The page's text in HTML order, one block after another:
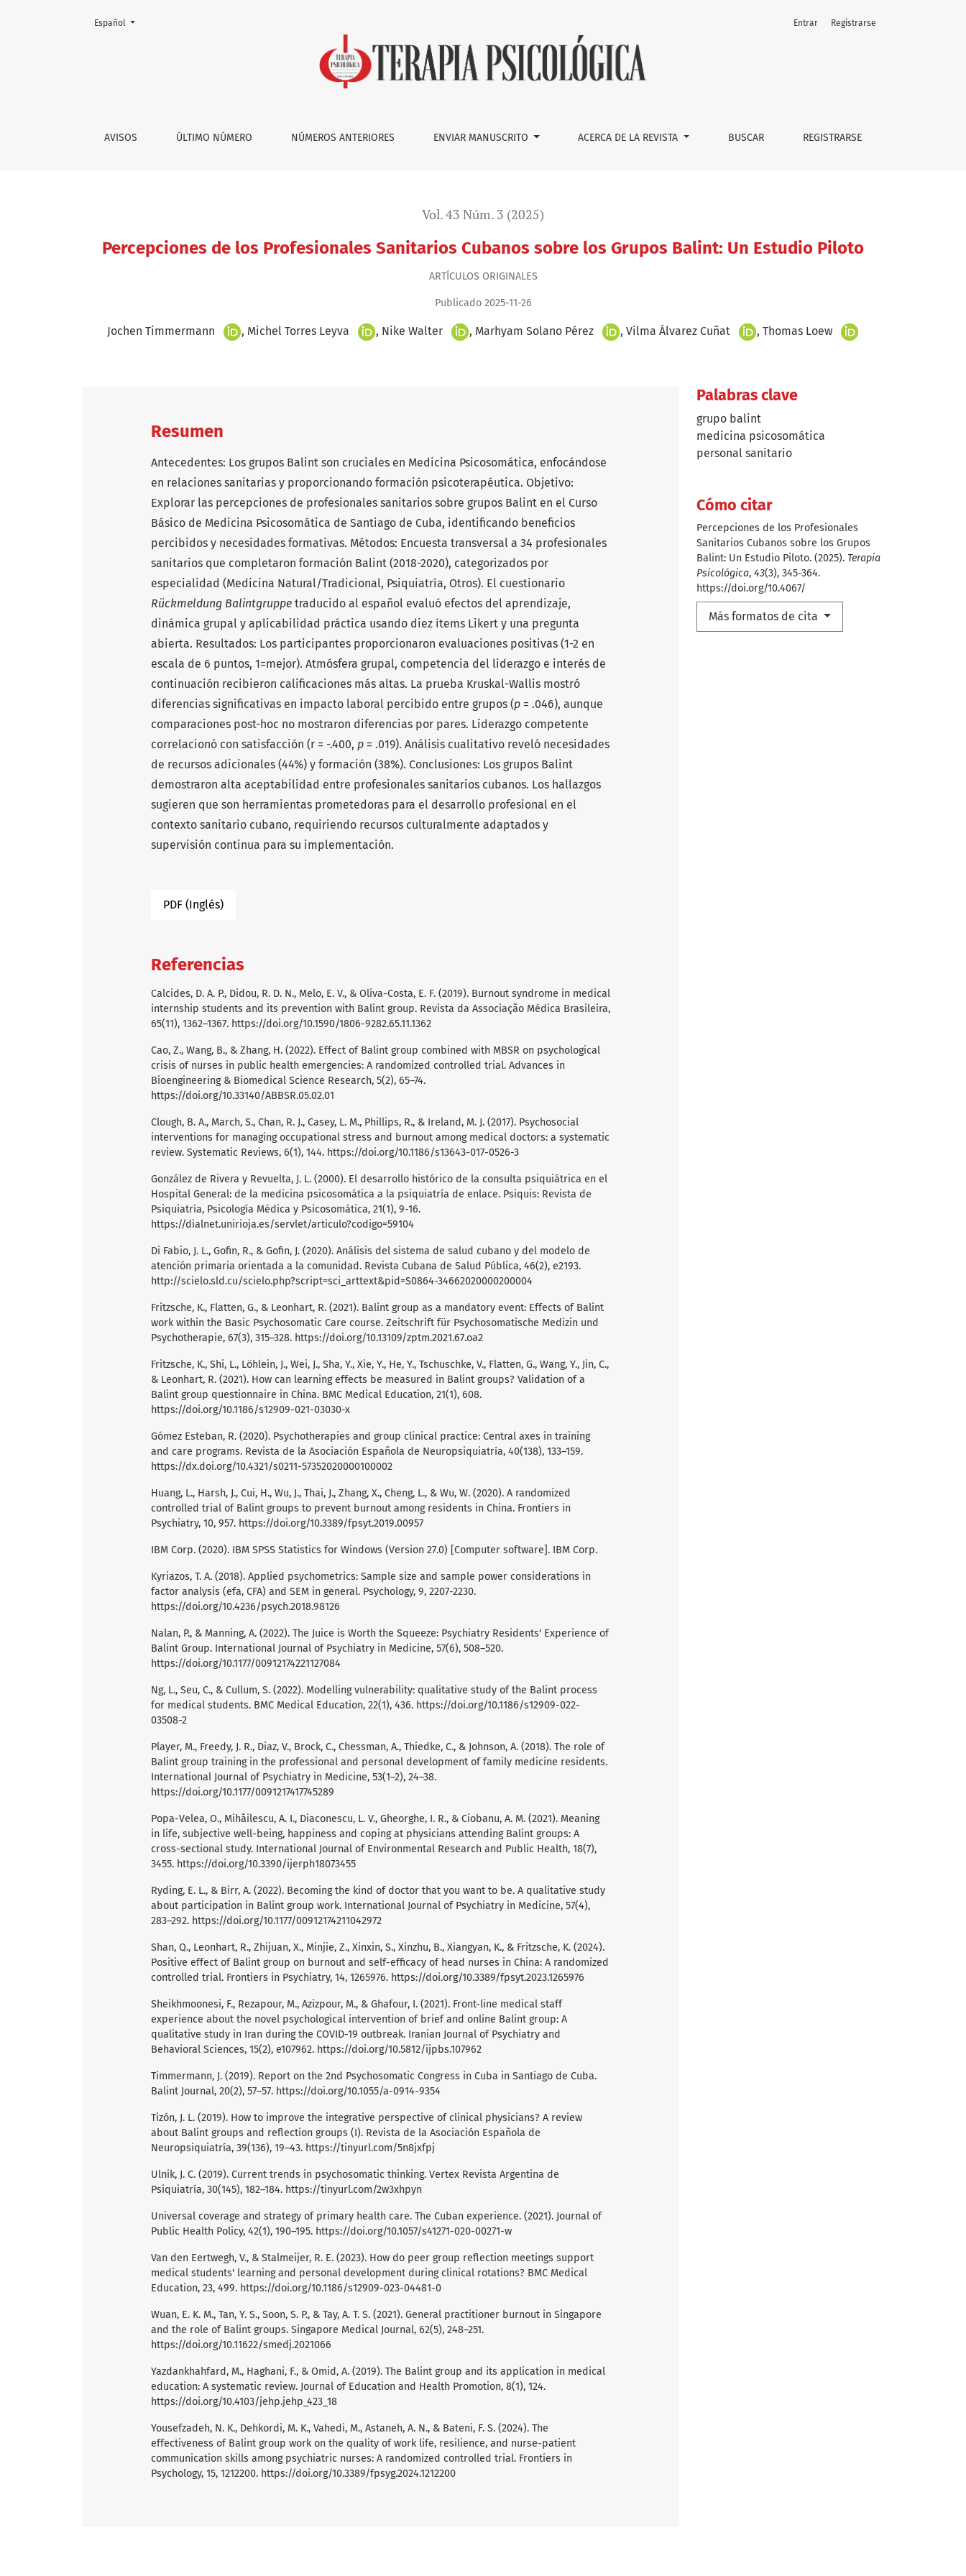
Percepciones de los Profesionales Sanitarios Cubanos sobre los Grupos Balint: Un Estudio Piloto
AVISOS ÚLTIMO NÚMERO NÚMEROS ANTERIORES ENVIAR MANUSCRITO ACERCA DE LA REVISTA BUSCAR REGISTRARSE
Entrar Registrarse
Cambiar el idioma. El actual es:
Español
Vol. 43 Núm. 3 (2025)
Percepciones de los Profesionales Sanitarios Cubanos sobre los Grupos Balint: Un Estudio Piloto
ARTÍ­CULOS ORIGINALES
Publicado 2025-11-26
Jochen Timmermann Michel Torres Leyva Nike Walter Marhyam Solano Pérez Vilma Álvarez Cuñat Thomas Loew
Palabras clave
grupo balint
medicina psicosomática
personal sanitario
Cómo citar
Percepciones de los Profesionales
Sanitarios Cubanos sobre los Grupos
Balint: Un Estudio Piloto. (2025). Terapia
Psicológica, 43(3), 345-364.
https://doi.org/10.4067/
Más formatos de cita
Resumen
Antecedentes: Los grupos Balint son cruciales en Medicina Psicosomática, enfocándose
en relaciones sanitarias y proporcionando formación psicoterapéutica. Objetivo:
Explorar las percepciones de profesionales sanitarios sobre grupos Balint en el Curso
Básico de Medicina Psicosomática de Santiago de Cuba, identificando beneficios
percibidos y necesidades formativas. Métodos: Encuesta transversal a 34 profesionales
sanitarios que completaron formación Balint (2018-2020), categorizados por
especialidad (Medicina Natural/Tradicional, Psiquiatría, Otros). El cuestionario
Rückmeldung Balintgruppe traducido al español evaluó efectos del aprendizaje,
dinámica grupal y aplicabilidad práctica usando diez ítems Likert y una pregunta
abierta. Resultados: Los participantes proporcionaron evaluaciones positivas (1-2 en
escala de 6 puntos, 1=mejor). Atmósfera grupal, competencia del liderazgo e interés de
continuación recibieron calificaciones más altas. La prueba Kruskal-Wallis mostró
diferencias significativas en impacto laboral percibido entre grupos (p = .046), aunque
comparaciones post-hoc no mostraron diferencias por pares. Liderazgo competente
correlacionó con satisfacción (r = -.400, p = .019). Análisis cualitativo reveló necesidades
de recursos adicionales (44%) y formación (38%). Conclusiones: Los grupos Balint
demostraron alta aceptabilidad entre profesionales sanitarios cubanos. Los hallazgos
sugieren que son herramientas prometedoras para el desarrollo profesional en el
contexto sanitario cubano, requiriendo recursos culturalmente adaptados y
supervisión continua para su implementación.
PDF (Inglés)
Referencias
Calcides, D. A. P., Didou, R. D. N., Melo, E. V., & Oliva-Costa, E. F. (2019). Burnout syndrome in medical
internship students and its prevention with Balint group. Revista da Associação Médica Brasileira,
65(11), 1362–1367. https://doi.org/10.1590/1806-9282.65.11.1362
Cao, Z., Wang, B., & Zhang, H. (2022). Effect of Balint group combined with MBSR on psychological
crisis of nurses in public health emergencies: A randomized controlled trial. Advances in
Bioengineering & Biomedical Science Research, 5(2), 65–74.
https://doi.org/10.33140/ABBSR.05.02.01
Clough, B. A., March, S., Chan, R. J., Casey, L. M., Phillips, R., & Ireland, M. J. (2017). Psychosocial
interventions for managing occupational stress and burnout among medical doctors: a systematic
review. Systematic Reviews, 6(1), 144. https://doi.org/10.1186/s13643-017-0526-3
González de Rivera y Revuelta, J. L. (2000). El desarrollo histórico de la consulta psiquiátrica en el
Hospital General: de la medicina psicosomática a la psiquiatría de enlace. Psiquis: Revista de
Psiquiatría, Psicología Médica y Psicosomática, 21(1), 9-16.
https://dialnet.unirioja.es/servlet/articulo?codigo=59104
Di Fabio, J. L., Gofin, R., & Gofin, J. (2020). Análisis del sistema de salud cubano y del modelo de
atención primaria orientada a la comunidad. Revista Cubana de Salud Pública, 46(2), e2193.
http://scielo.sld.cu/scielo.php?script=sci_arttext&pid=S0864-34662020000200004
Fritzsche, K., Flatten, G., & Leonhart, R. (2021). Balint group as a mandatory event: Effects of Balint
work within the Basic Psychosomatic Care course. Zeitschrift für Psychosomatische Medizin und
Psychotherapie, 67(3), 315–328. https://doi.org/10.13109/zptm.2021.67.oa2
Fritzsche, K., Shi, L., Löhlein, J., Wei, J., Sha, Y., Xie, Y., He, Y., Tschuschke, V., Flatten, G., Wang, Y., Jin, C.,
& Leonhart, R. (2021). How can learning effects be measured in Balint groups? Validation of a
Balint group questionnaire in China. BMC Medical Education, 21(1), 608.
https://doi.org/10.1186/s12909-021-03030-x
Gómez Esteban, R. (2020). Psychotherapies and group clinical practice: Central axes in training
and care programs. Revista de la Asociación Española de Neuropsiquiatría, 40(138), 133–159.
https://dx.doi.org/10.4321/s0211-57352020000100002
Huang, L., Harsh, J., Cui, H., Wu, J., Thai, J., Zhang, X., Cheng, L., & Wu, W. (2020). A randomized
controlled trial of Balint groups to prevent burnout among residents in China. Frontiers in
Psychiatry, 10, 957. https://doi.org/10.3389/fpsyt.2019.00957
IBM Corp. (2020). IBM SPSS Statistics for Windows (Version 27.0) [Computer software]. IBM Corp.
Kyriazos, T. A. (2018). Applied psychometrics: Sample size and sample power considerations in
factor analysis (efa, CFA) and SEM in general. Psychology, 9, 2207-2230.
https://doi.org/10.4236/psych.2018.98126
Nalan, P., & Manning, A. (2022). The Juice is Worth the Squeeze: Psychiatry Residents' Experience of
Balint Group. International Journal of Psychiatry in Medicine, 57(6), 508–520.
https://doi.org/10.1177/00912174221127084
Ng, L., Seu, C., & Cullum, S. (2022). Modelling vulnerability: qualitative study of the Balint process
for medical students. BMC Medical Education, 22(1), 436. https://doi.org/10.1186/s12909-022-
03508-2
Player, M., Freedy, J. R., Diaz, V., Brock, C., Chessman, A., Thiedke, C., & Johnson, A. (2018). The role of
Balint group training in the professional and personal development of family medicine residents.
International Journal of Psychiatry in Medicine, 53(1–2), 24–38.
https://doi.org/10.1177/0091217417745289
Popa-Velea, O., Mihăilescu, A. I., Diaconescu, L. V., Gheorghe, I. R., & Ciobanu, A. M. (2021). Meaning
in life, subjective well-being, happiness and coping at physicians attending Balint groups: A
cross-sectional study. International Journal of Environmental Research and Public Health, 18(7),
3455. https://doi.org/10.3390/ijerph18073455
Ryding, E. L., & Birr, A. (2022). Becoming the kind of doctor that you want to be. A qualitative study
about participation in Balint group work. International Journal of Psychiatry in Medicine, 57(4),
283–292. https://doi.org/10.1177/00912174211042972
Shan, Q., Leonhart, R., Zhijuan, X., Minjie, Z., Xinxin, S., Xinzhu, B., Xiangyan, K., & Fritzsche, K. (2024).
Positive effect of Balint group on burnout and self-efficacy of head nurses in China: A randomized
controlled trial. Frontiers in Psychiatry, 14, 1265976. https://doi.org/10.3389/fpsyt.2023.1265976
Sheikhmoonesi, F., Rezapour, M., Azizpour, M., & Ghafour, I. (2021). Front-line medical staff
experience about the novel psychological intervention of brief and online Balint group: A
qualitative study in Iran during the COVID-19 outbreak. Iranian Journal of Psychiatry and
Behavioral Sciences, 15(2), e107962. https://doi.org/10.5812/ijpbs.107962
Timmermann, J. (2019). Report on the 2nd Psychosomatic Congress in Cuba in Santiago de Cuba.
Balint Journal, 20(2), 57–57. https://doi.org/10.1055/a-0914-9354
Tizón, J. L. (2019). How to improve the integrative perspective of clinical physicians? A review
about Balint groups and reflection groups (I). Revista de la Asociación Española de
Neuropsiquiatría, 39(136), 19–43. https://tinyurl.com/5n8jxfpj
Ulnik, J. C. (2019). Current trends in psychosomatic thinking. Vertex Revista Argentina de
Psiquiatría, 30(145), 182–184. https://tinyurl.com/2w3xhpyn
Universal coverage and strategy of primary health care. The Cuban experience. (2021). Journal of
Public Health Policy, 42(1), 190–195. https://doi.org/10.1057/s41271-020-00271-w
Van den Eertwegh, V., & Stalmeijer, R. E. (2023). How do peer group reflection meetings support
medical students' learning and personal development during clinical rotations? BMC Medical
Education, 23, 499. https://doi.org/10.1186/s12909-023-04481-0
Wuan, E. K. M., Tan, Y. S., Soon, S. P., & Tay, A. T. S. (2021). General practitioner burnout in Singapore
and the role of Balint groups. Singapore Medical Journal, 62(5), 248–251.
https://doi.org/10.11622/smedj.2021066
Yazdankhahfard, M., Haghani, F., & Omid, A. (2019). The Balint group and its application in medical
education: A systematic review. Journal of Education and Health Promotion, 8(1), 124.
https://doi.org/10.4103/jehp.jehp_423_18
Yousefzadeh, N. K., Dehkordi, M. K., Vahedi, M., Astaneh, A. N., & Bateni, F. S. (2024). The
effectiveness of Balint group work on the quality of work life, resilience, and nurse-patient
communication skills among psychiatric nurses: A randomized controlled trial. Frontiers in
Psychology, 15, 1212200. https://doi.org/10.3389/fpsyg.2024.1212200